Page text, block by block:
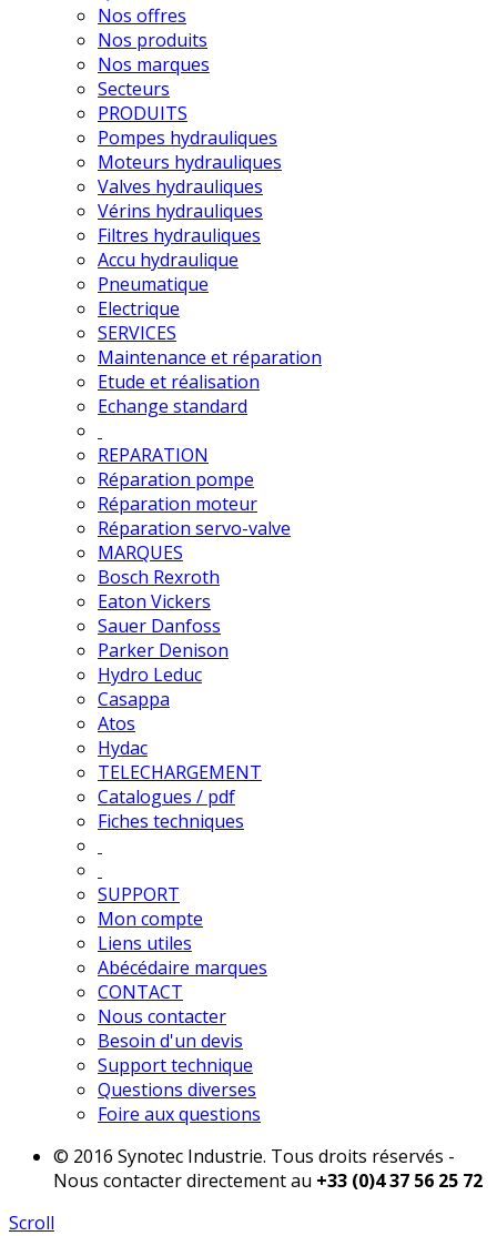
Nos offres
Nos produits
Nos marques
Secteurs
PRODUITS
Pompes hydrauliques
Moteurs hydrauliques
Valves hydrauliques
Vérins hydrauliques
Filtres hydrauliques
Accu hydraulique
Pneumatique
Electrique
SERVICES
Maintenance et réparation
Etude et réalisation
Echange standard
REPARATION
Réparation pompe
Réparation moteur
Réparation servo-valve
MARQUES
Bosch Rexroth
Eaton Vickers
Sauer Danfoss
Parker Denison
Hydro Leduc
Casappa
Atos
Hydac
TELECHARGEMENT
Catalogues / pdf
Fiches techniques
SUPPORT
Mon compte
Liens utiles
Abécédaire marques
CONTACT
Nous contacter
Besoin d'un devis
Support technique
Questions diverses
Foire aux questions
© 2016 Synotec Industrie. Tous droits réservés -
Nous contacter directement au +33 (0)4 37 56 25 72
Scroll